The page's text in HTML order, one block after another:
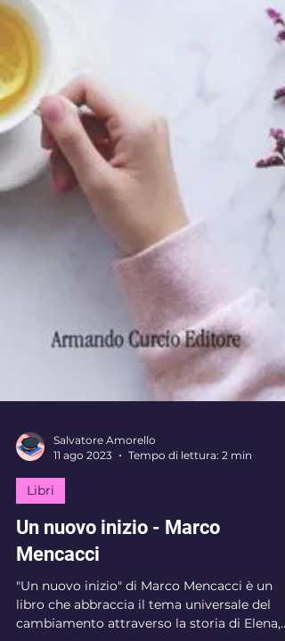
Salvatore Amorello
11 ago 2023
Un nuovo inizio - Marco
Mencacci
"Un nuovo inizio" di Marco Mencacci è un
libro che abbraccia il tema universale del